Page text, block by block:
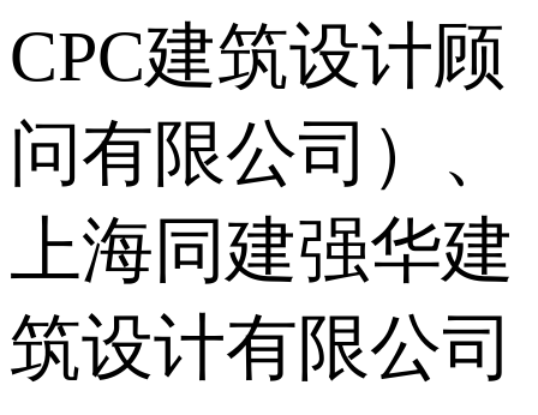
CPC建筑设计顾
问有限公司）、
上海同建强华建
筑设计有限公司